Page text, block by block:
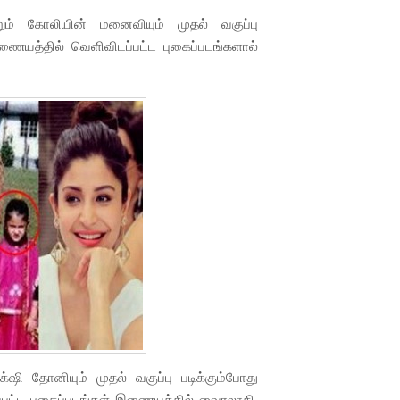
கோலியின் மனைவியும் முதல் வகுப்பு
வெளிவிடப்பட்ட புகைப்படங்களால்
தோனியும் முதல் வகுப்பு படிக்கும்போது